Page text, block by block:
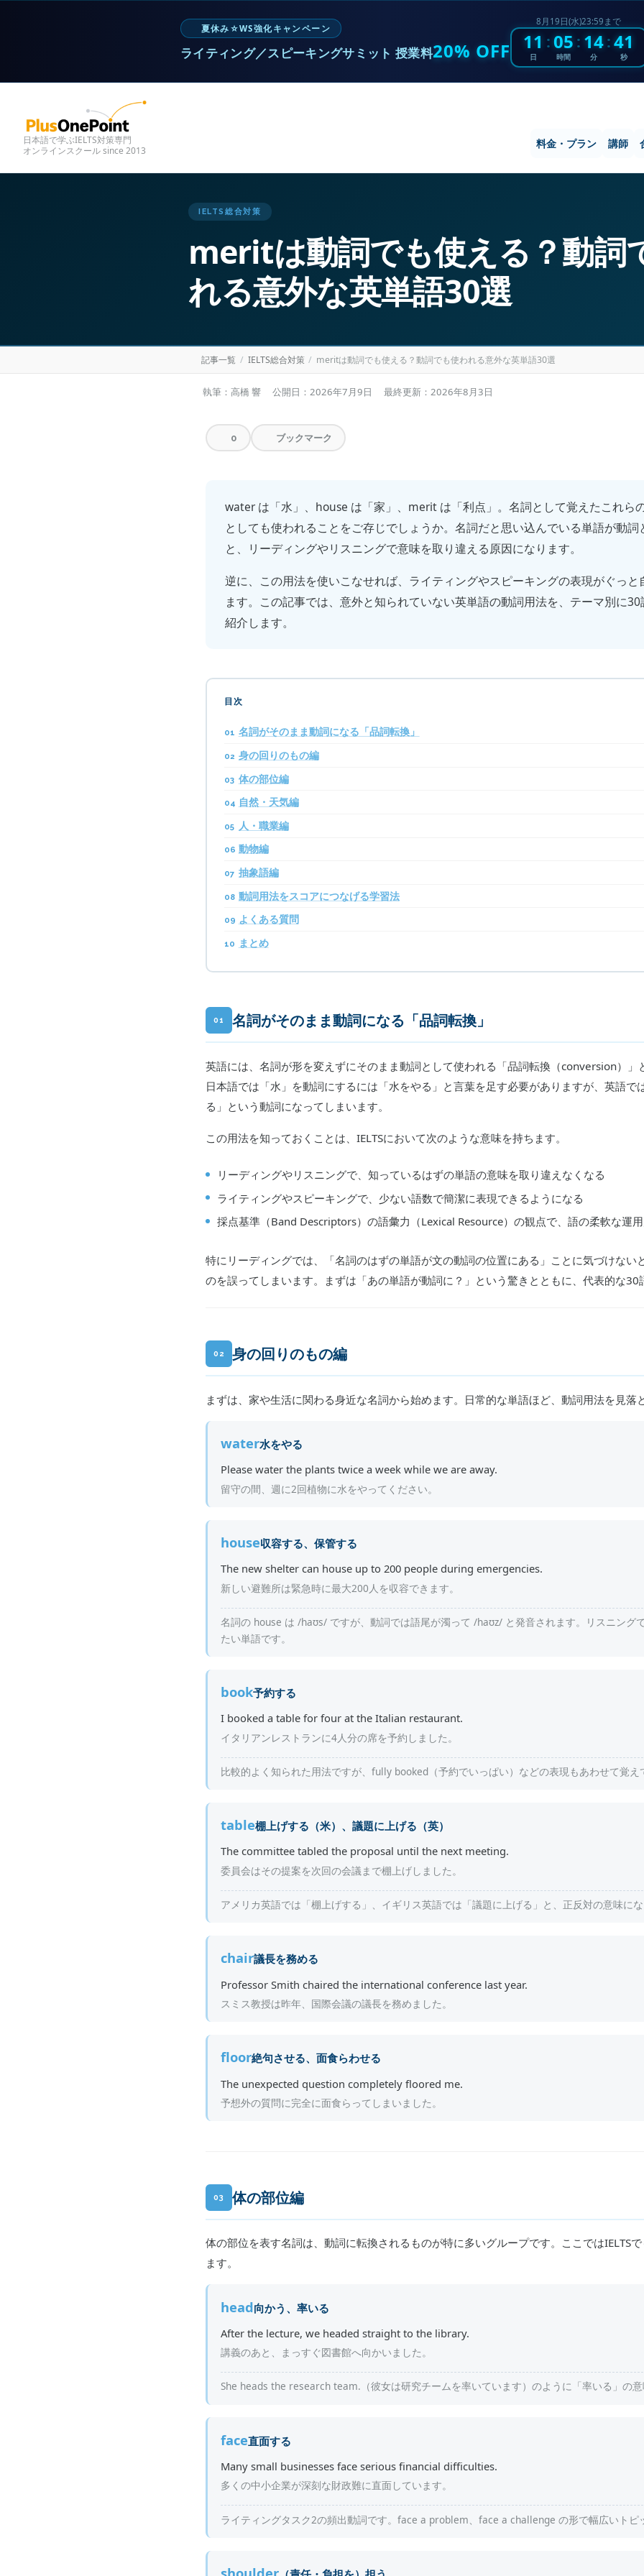
夏休み☆WS強化キャンペーン
ライティング／スピーキングサミット 授業料20% OFF
8月19日(水)23:59まで
11
日
:05
時間
: 14
分
:40
秒
日本語で学ぶIELTS対策専門
オンラインスクール since 2013
料金・プラン 講師
IELTS総合対策
meritは動詞でも使える？動詞
れる意外な英単語30選
記事一覧 IELTS総合対策 meritは動詞でも使える？動詞でも使われる意外な英単語30選
執筆：高橋 響 公開日： 2026年7月9日 最終更新： 2026年8月3日
0 ブックマーク
water は「水」、house は「家」、merit は「利点」。名詞として覚えたこれら
としても使われることをご存じでしょうか。名詞だと思い込んでいる単語が動詞
と、リーディングやリスニングで意味を取り違える原因になります。
逆に、この用法を使いこなせれば、ライティングやスピーキングの表現がぐっと
ます。この記事では、意外と知られていない英単語の動詞用法を、テーマ別に
紹介します。
目次
名詞がそのまま動詞になる「品詞転換」
身の回りのもの編
体の部位編
自然・天気編
人・職業編
動物編
抽象語編
動詞用法をスコアにつなげる学習法
よくある質問
まとめ
01 名詞がそのまま動詞になる「品詞転換」
英語には、名詞が形を変えずにそのまま動詞として使われる「品詞転換（conversion）」
日本語では「水」を動詞にするには「水をやる」と言葉を足す必要がありますが、英語
る」という動詞になってしまいます。
この用法を知っておくことは、IELTSにおいて次のような意味を持ちます。
リーディングやリスニングで、知っているはずの単語の意味を取り違えなくなる
ライティングやスピーキングで、少ない語数で簡潔に表現できるようになる
採点基準（Band Descriptors）の語彙力（Lexical Resource）の観点で、語の柔軟な運
特にリーディングでは、「名詞のはずの単語が文の動詞の位置にある」ことに気づけない
のを誤ってしまいます。まずは「あの単語が動詞に？」という驚きとともに、代表的な30
02 身の回りのもの編
まずは、家や生活に関わる身近な名詞から始めます。日常的な単語ほど、動詞用法を見落
water水をやる
Please water the plants twice a week while we are away.
留守の間、週に2回植物に水をやってください。
house収容する、保管する
The new shelter can house up to 200 people during emergencies.
新しい避難所は緊急時に最大200人を収容できます。
名詞の house は /haʊs/ ですが、動詞では語尾が濁って /haʊz/ と発音されます。リスニング
たい単語です。
book予約する
I booked a table for four at the Italian restaurant.
イタリアンレストランに4人分の席を予約しました。
比較的よく知られた用法ですが、fully booked（予約でいっぱい）などの表現もあわせて覚え
table棚上げする（米）、議題に上げる（英）
The committee tabled the proposal until the next meeting.
委員会はその提案を次回の会議まで棚上げしました。
アメリカ英語では「棚上げする」、イギリス英語では「議題に上げる」と、正反対の意味にな
chair議長を務める
Professor Smith chaired the international conference last year.
スミス教授は昨年、国際会議の議長を務めました。
floor絶句させる、面食らわせる
The unexpected question completely floored me.
予想外の質問に完全に面食らってしまいました。
03 体の部位編
体の部位を表す名詞は、動詞に転換されるものが特に多いグループです。ここではIELTS
ます。
head向かう、率いる
After the lecture, we headed straight to the library.
講義のあと、まっすぐ図書館へ向かいました。
She heads the research team.（彼女は研究チームを率いています）のように「率いる」の意
face直面する
Many small businesses face serious financial difficulties.
多くの中小企業が深刻な財政難に直面しています。
ライティングタスク2の頻出動詞です。face a problem、face a challenge の形で幅広いトピ